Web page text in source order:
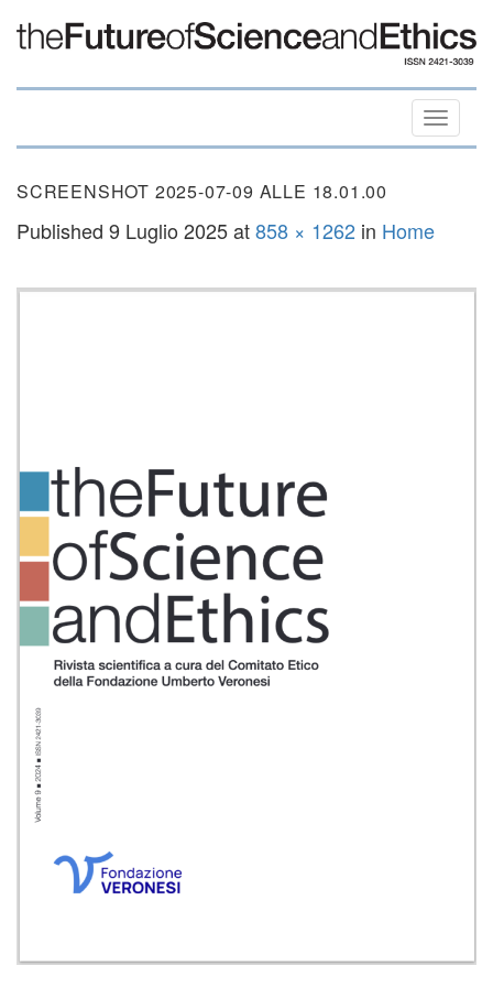
Toggle
SCREENSHOT 2025-07-09 ALLE 18.01.00
Published 9 Luglio 2025at858 × 1262 in Home